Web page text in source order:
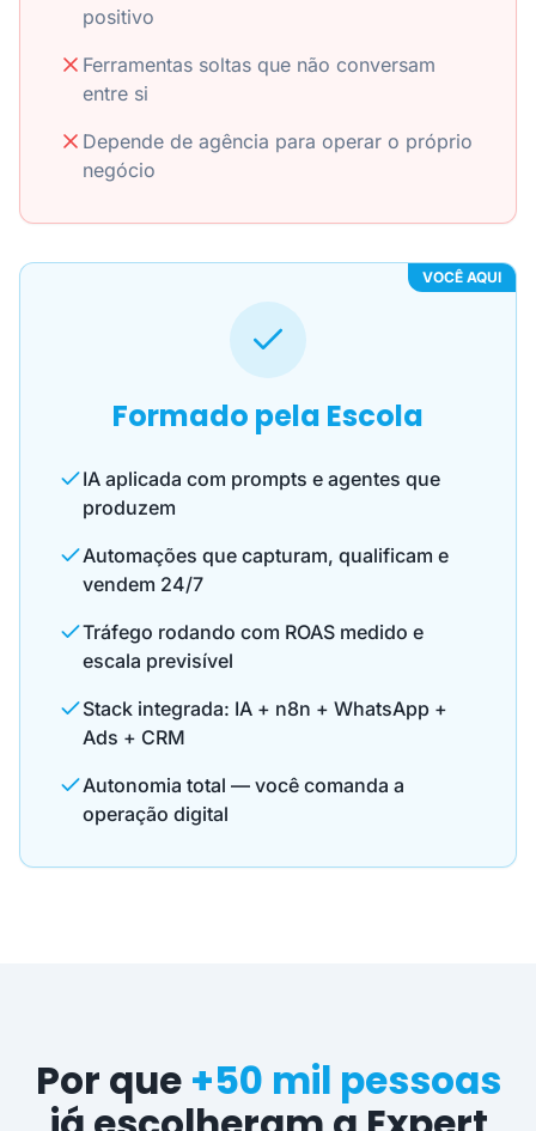
positivo
Ferramentas soltas que não conversam
entre si
Depende de agência para operar o próprio
negócio
VOCÊ AQUI
Formado pela Escola
IA aplicada com prompts e agentes que
produzem
Automações que capturam, qualificam e
vendem 24/7
Tráfego rodando com ROAS medido e
escala previsível
Stack integrada: IA + n8n + WhatsApp +
Ads + CRM
Autonomia total — você comanda a
operação digital
Por que +50 mil pessoas